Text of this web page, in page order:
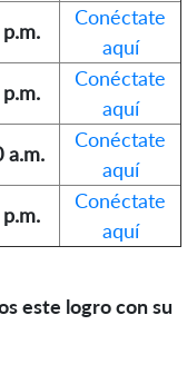
Conéctate
aquí
Conéctate
aquí
a.m.
Conéctate
aquí
Conéctate
aquí
este logro con su